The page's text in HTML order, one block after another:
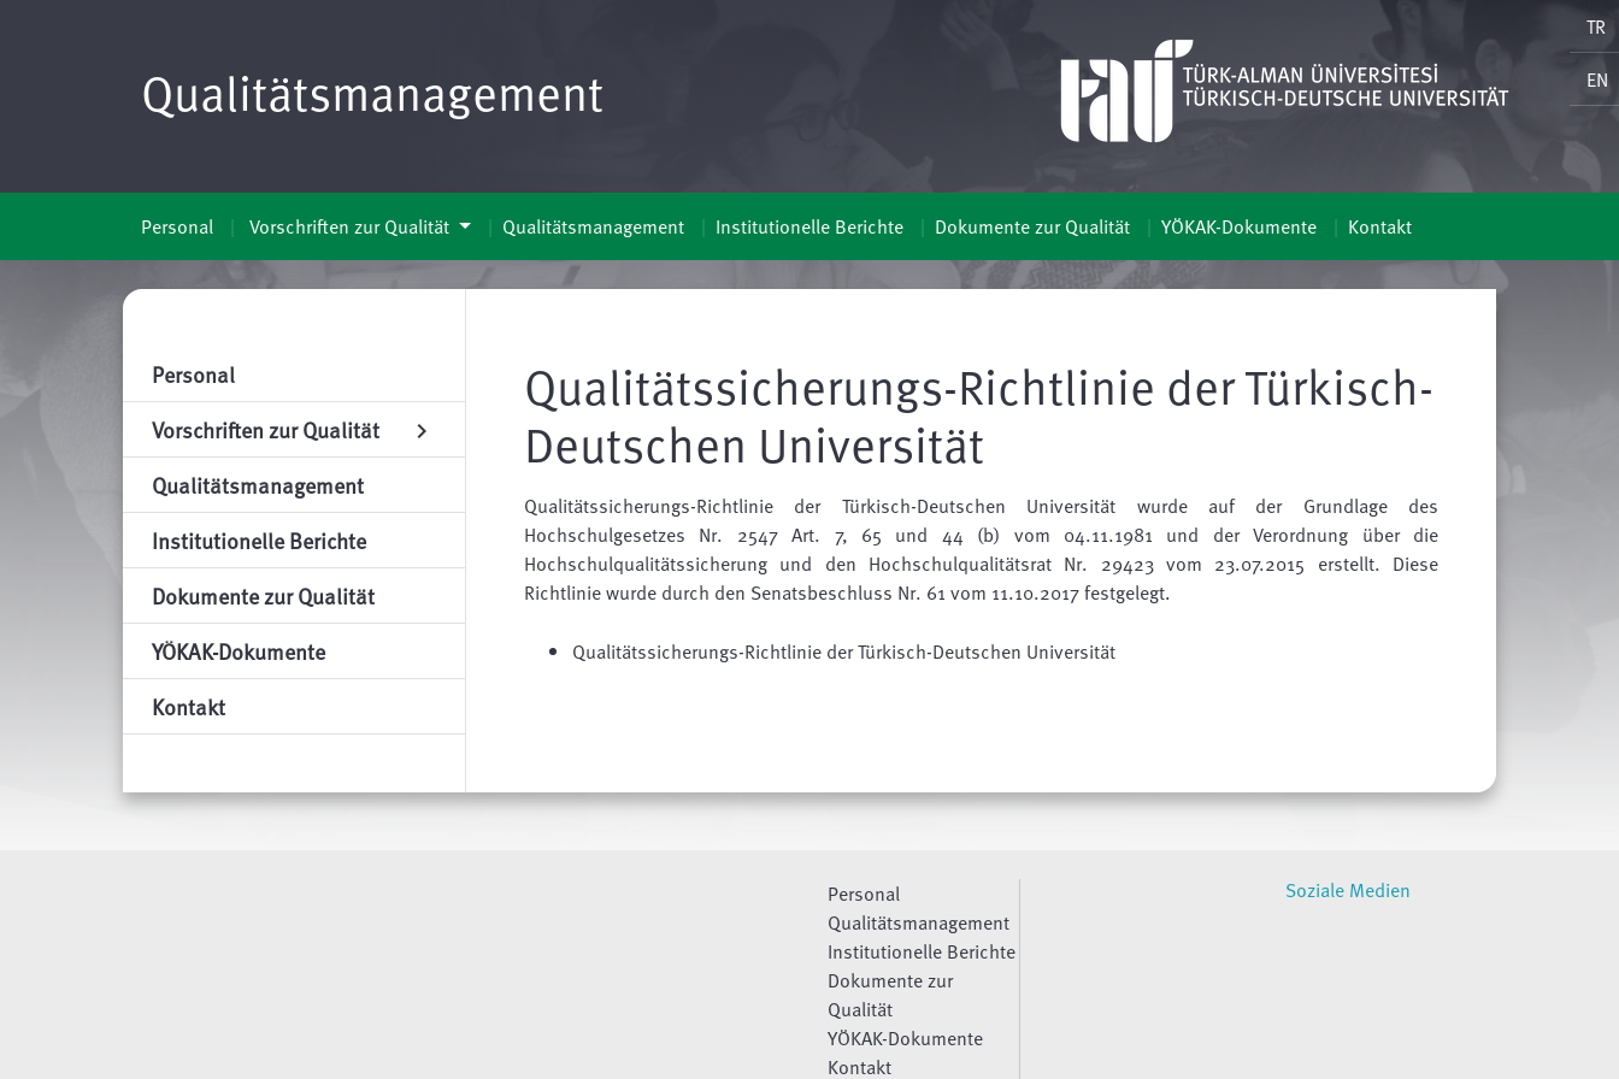
TR
EN
Qualitätsmanagement
Personal Vorschriften zur Qualität Qualitätsmanagement Institutionelle Berichte Dokumente zur Qualität YÖKAK-Dokumente Kontakt
Personal
Vorschriften zur Qualität
chevron_right
Qualitätsmanagement
Institutionelle Berichte
Dokumente zur Qualität
YÖKAK-Dokumente
Kontakt
Qualitätssicherungs-Richtlinie der Türkisch-
Deutschen Universität
Qualitätssicherungs-Richtlinie der Türkisch-Deutschen Universität wurde auf der Grundlage des
Hochschulgesetzes Nr. 2547 Art. 7, 65 und 44 (b) vom 04.11.1981 und der Verordnung über die
Hochschulqualitätssicherung und den Hochschulqualitätsrat Nr. 29423 vom 23.07.2015 erstellt. Diese
Richtlinie wurde durch den Senatsbeschluss Nr. 61 vom 11.10.2017 festgelegt.
Qualitätssicherungs-Richtlinie der Türkisch-Deutschen Universität
Personal
Qualitätsmanagement
Institutionelle Berichte
Dokumente zur
Qualität
YÖKAK-Dokumente
Kontakt
Soziale Medien